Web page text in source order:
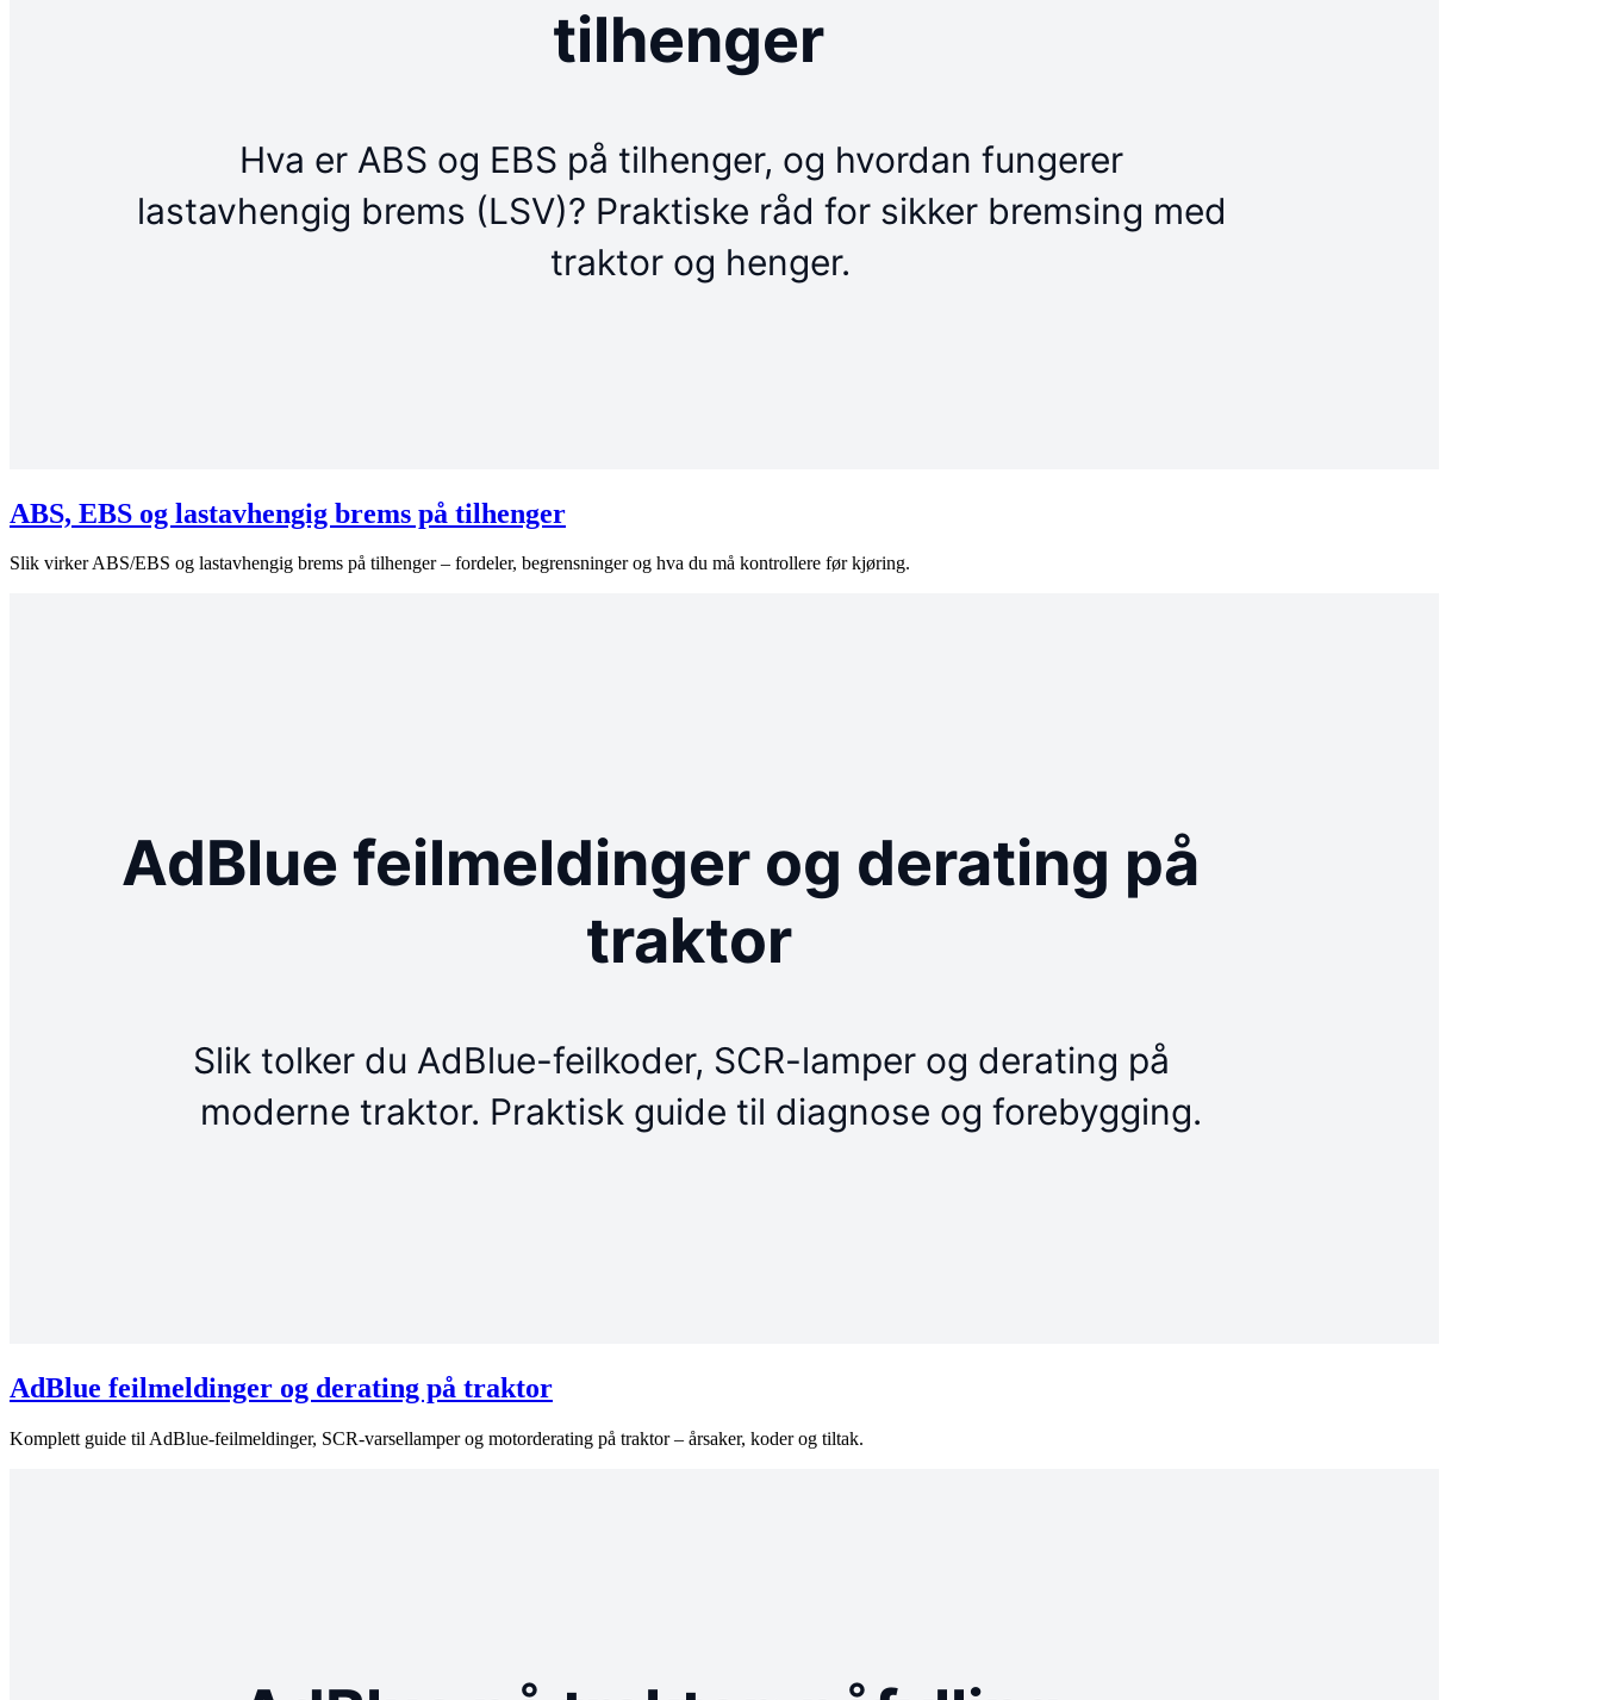
ABS, EBS og lastavhengig brems på tilhenger
Slik virker ABS/EBS og lastavhengig brems på tilhenger – fordeler, begrensninger og hva du må kontrollere før kjøring.
AdBlue feilmeldinger og derating på traktor
Komplett guide til AdBlue-feilmeldinger, SCR-varsellamper og motorderating på traktor – årsaker, koder og tiltak.